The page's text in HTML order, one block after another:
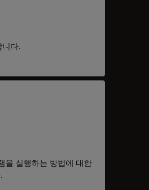
니다.
을 실행하는 방법에 대한